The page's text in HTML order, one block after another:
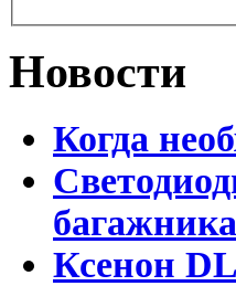
Новости
Когда
Ксенон